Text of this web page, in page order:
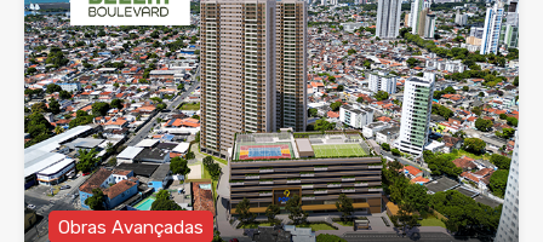
Obras Avançadas